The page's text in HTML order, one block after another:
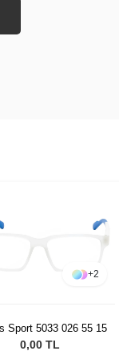
+2
Sport 5033 026 55 15
0,00 TL